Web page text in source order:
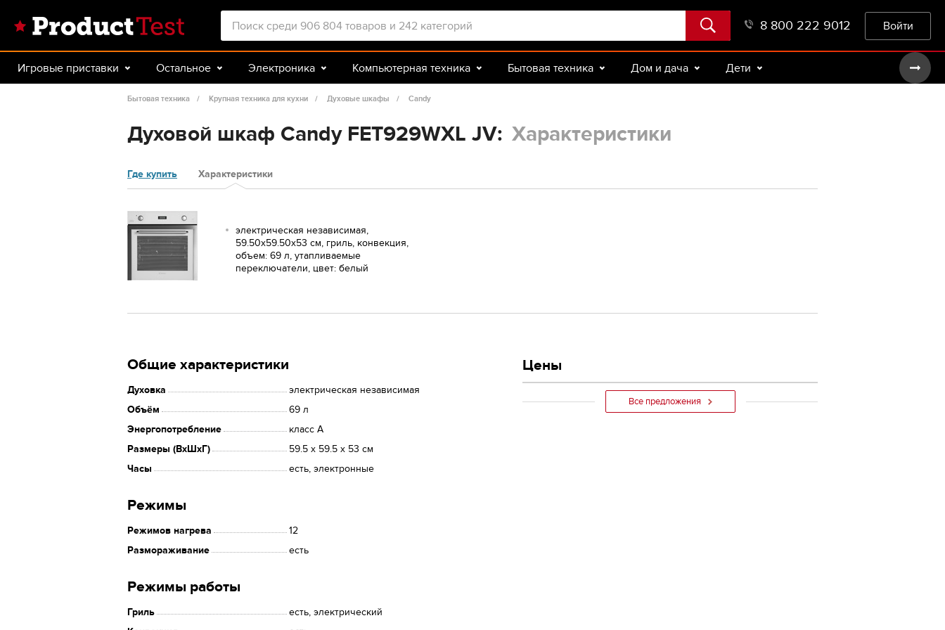
8 800 222 9012 Войти
Игровые приставки Остальное Электроника Компьютерная техника Бытовая техника Дом и дача Дети
Авто Спорт и туризм Досуг и подарки
Бытовая техника Крупная техника для кухни Духовые шкафы Candy
Духовой шкаф Candy FET929WXL JV: Характеристики
Где купить Характеристики
электрическая независимая,
59.50х59.50х53 см, гриль, конвекция,
объем: 69 л, утапливаемые
переключатели, цвет: белый
Общие характеристики
Духовка
электрическая независимая
Объём
69 л
Энергопотребление
класс A
Размеры (ВхШхГ)
59.5 х 59.5 x 53 см
Часы
есть, электронные
Режимы
Режимов нагрева
12
Размораживание
есть
Режимы работы
Гриль
есть, электрический
Цены
Все предложения